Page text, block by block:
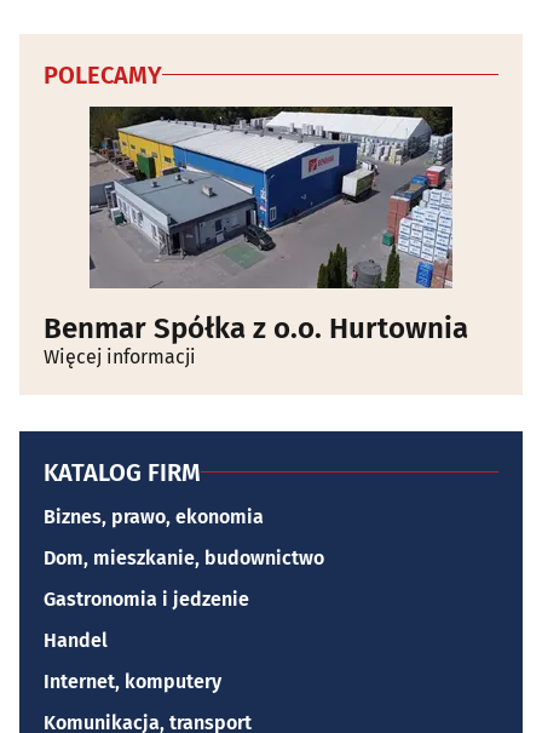
POLECAMY
Benmar Spółka z o.o. Hurtownia
Więcej informacji
KATALOG FIRM
Biznes, prawo, ekonomia
Dom, mieszkanie, budownictwo
Gastronomia i jedzenie
Handel
Internet, komputery
Komunikacja, transport